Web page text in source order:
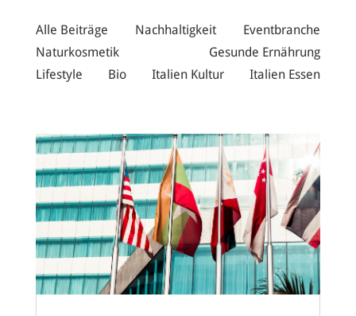
Alle Beiträge Nachhaltigkeit
Eventbranche
Naturkosmetik
Gesunde Ernährung
Lifestyle
Bio Italien Kultur Italien Essen